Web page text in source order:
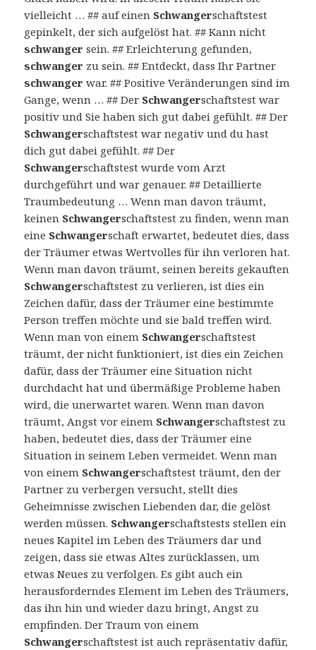
vielleicht … ## auf einen Schwangerschaftstest
gepinkelt, der sich aufgelöst hat. ## Kann nicht
schwanger sein. ## Erleichterung gefunden,
schwanger zu sein. ## Entdeckt, dass Ihr Partner
schwanger war. ## Positive Veränderungen sind im
Gange, wenn … ## Der Schwangerschaftstest war
positiv und Sie haben sich gut dabei gefühlt. ## Der
Schwangerschaftstest war negativ und du hast
dich gut dabei gefühlt. ## Der
Schwangerschaftstest wurde vom Arzt
durchgeführt und war genauer. ## Detaillierte
Traumbedeutung … Wenn man davon träumt,
keinen Schwangerschaftstest zu finden, wenn man
eine Schwangerschaft erwartet, bedeutet dies, dass
der Träumer etwas Wertvolles für ihn verloren hat.
Wenn man davon träumt, seinen bereits gekauften
Schwangerschaftstest zu verlieren, ist dies ein
Zeichen dafür, dass der Träumer eine bestimmte
Person treffen möchte und sie bald treffen wird.
Wenn man von einem Schwangerschaftstest
träumt, der nicht funktioniert, ist dies ein Zeichen
dafür, dass der Träumer eine Situation nicht
durchdacht hat und übermäßige Probleme haben
wird, die unerwartet waren. Wenn man davon
träumt, Angst vor einem Schwangerschaftstest zu
haben, bedeutet dies, dass der Träumer eine
Situation in seinem Leben vermeidet. Wenn man
von einem Schwangerschaftstest träumt, den der
Partner zu verbergen versucht, stellt dies
Geheimnisse zwischen Liebenden dar, die gelöst
werden müssen. Schwangerschaftstests stellen ein
neues Kapitel im Leben des Träumers dar und
zeigen, dass sie etwas Altes zurücklassen, um
etwas Neues zu verfolgen. Es gibt auch ein
herausforderndes Element im Leben des Träumers,
das ihn hin und wieder dazu bringt, Angst zu
empfinden. Der Traum von einem
Schwangerschaftstest ist auch repräsentativ dafür,